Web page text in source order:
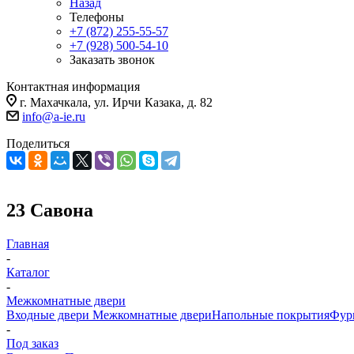
Назад
Телефоны
+7 (872) 255-55-57
+7 (928) 500-54-10
Заказать звонок
Контактная информация
г. Махачкала, ул. Ирчи Казака, д. 82
info@a-ie.ru
Поделиться
23 Савона
Главная
-
Каталог
-
Межкомнатные двери
Входные двери Межкомнатные двериНапольные покрытия
-
Под заказ